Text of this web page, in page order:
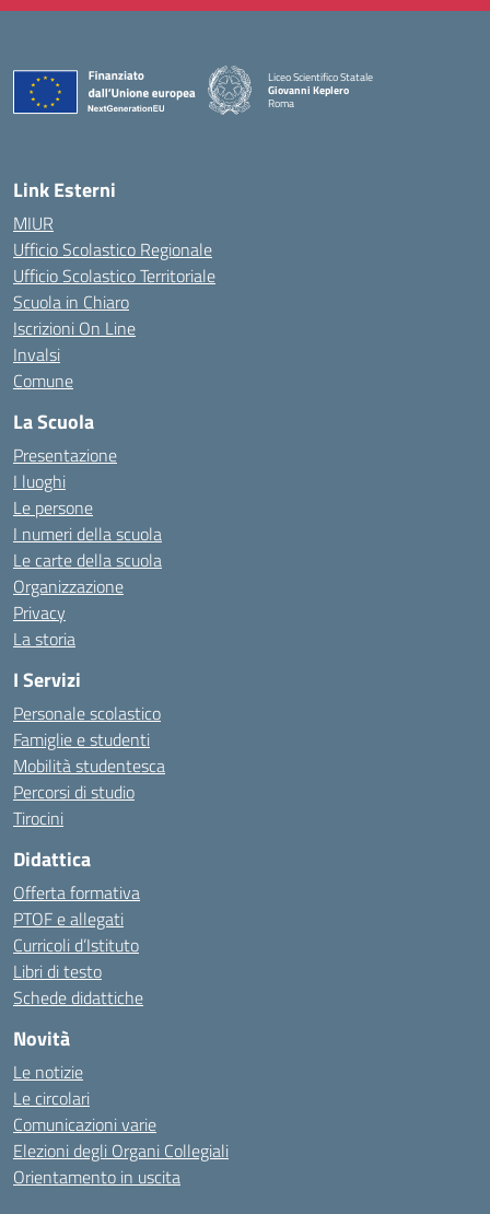
Liceo Scientifico Statale
Giovanni Keplero
Roma
Link Esterni
MIUR
Ufficio Scolastico Regionale
Ufficio Scolastico Territoriale
Scuola in Chiaro
Iscrizioni On Line
Invalsi
Comune
La Scuola
Presentazione
I luoghi
Le persone
I numeri della scuola
Le carte della scuola
Organizzazione
Privacy
La storia
I Servizi
Personale scolastico
Famiglie e studenti
Mobilità studentesca
Percorsi di studio
Tirocini
Didattica
Offerta formativa
PTOF e allegati
Curricoli d’Istituto
Libri di testo
Schede didattiche
Novità
Le notizie
Le circolari
Comunicazioni varie
Elezioni degli Organi Collegiali
Orientamento in uscita